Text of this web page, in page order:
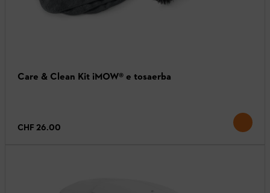
Care & Clean Kit iMOW® e tosaerba
CHF 26.00